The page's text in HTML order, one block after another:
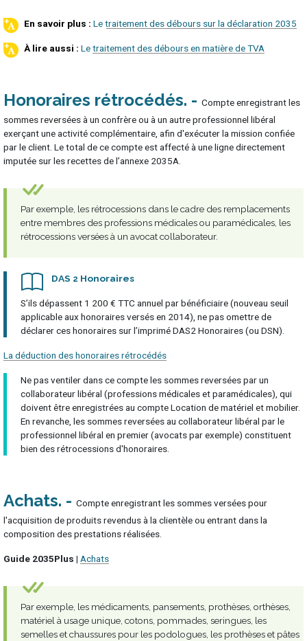
Le traitement des débours sur la déclaration 2035
Le traitement des débours en matière de TVA
Honoraires rétrocédés
Compte enregistrant les
sommes reversées à un confrère ou à un autre professionnel libéral
exerçant une activité complémentaire, afin d'exécuter la mission confiée
par le client. Le total de ce compte est affecté à une ligne directement
imputée sur les recettes de l’annexe 2035A.
Par exemple, les rétrocessions dans le cadre des remplacements
entre membres des professions médicales ou paramédicales, les
rétrocessions versées à un avocat collaborateur.
DAS 2 Honoraires
S’ils dépassent 1 200 € TTC annuel par bénéficiaire (nouveau seuil
applicable aux honoraires versés en 2014), ne pas omettre de
déclarer ces honoraires sur l’imprimé DAS2 Honoraires (ou DSN).
La déduction des honoraires rétrocédés
Ne pas ventiler dans ce compte les sommes reversées par un
collaborateur libéral (professions médicales et paramédicales), qui
doivent être enregistrées au compte Location de matériel et mobilier.
En revanche, les sommes reversées au collaborateur libéral par le
professionnel libéral en premier (avocats par exemple) constituent
bien des rétrocessions d'honoraires.
Achats
Compte enregistrant les sommes versées pour
l'acquisition de produits revendus à la clientèle ou entrant dans la
composition des prestations réalisées.
Guide 2035Plus | Achats
Par exemple, les médicaments, pansements, prothèses, orthèses,
matériel à usage unique, cotons, pommades, seringues, les
semelles et chaussures pour les podologues, les prothèses et pâtes